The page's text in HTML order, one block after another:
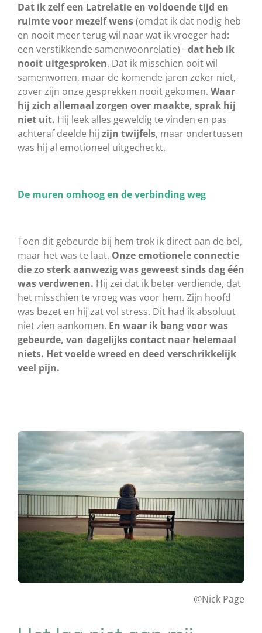
Dat ik zelf een Latrelatie en voldoende tijd en
ruimte voor mezelf wens(omdat ik dat nodig heb
en nooit meer terug wil naar wat ik vroeger had:
een verstikkende samenwoonrelatie) -dat heb ik
nooit uitgesproken. Dat ik misschien ooit wil
samenwonen, maar de komende jaren zeker niet,
zover zijn onze gesprekken nooit gekomen. Waar
hij zich allemaal zorgen over maakte, sprak hij
niet uit. Hij leek alles geweldig te vinden en pas
achteraf deelde hij zijn twijfels, maar ondertussen
was hij al emotioneel uitgecheckt.
De muren omhoog en de verbinding weg
Toen dit gebeurde bij hem trok ik direct aan de bel,
maar het was te laat. Onze emotionele connectie
die zo sterk aanwezig was geweest sinds dag één
was verdwenen. Hij zei dat ik beter verdiende, dat
het misschien te vroeg was voor hem. Zijn hoofd
was bezet en hij zat vol stress. Dit had ik absoluut
niet zien aankomen. En waar ik bang voor was
gebeurde, van dagelijks contact naar helemaal
niets. Het voelde wreed en deed verschrikkelijk
veel pijn.
@Nick Page